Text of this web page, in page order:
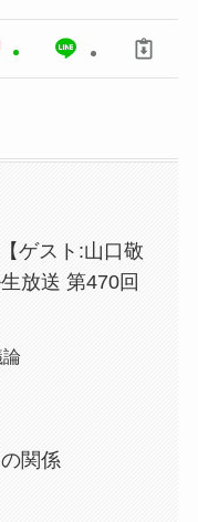
ゲスト:山口敬
放送 第470回
関係